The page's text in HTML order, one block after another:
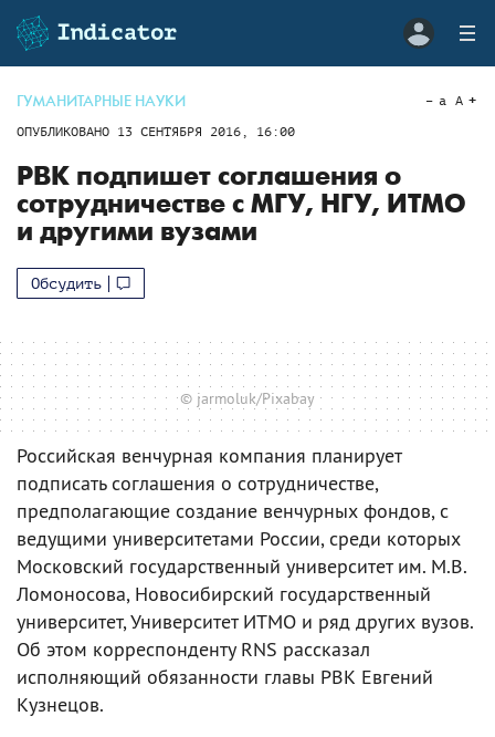
ГУМАНИТАРНЫЕ НАУКИ
ОПУБЛИКОВАНО 13 СЕНТЯБРЯ 2016, 16:00
a A
РВК подпишет соглашения о
сотрудничестве с МГУ, НГУ, ИТМО
и другими вузами
Обсудить
© jarmoluk/Pixabay
Российская венчурная компания планирует
подписать соглашения о сотрудничестве,
предполагающие создание венчурных фондов, с
ведущими университетами России, среди которых
Московский государственный университет им. М.В.
Ломоносова, Новосибирский государственный
университет, Университет ИТМО и ряд других вузов.
Об этом корреспонденту RNS рассказал
исполняющий обязанности главы РВК Евгений
Кузнецов.